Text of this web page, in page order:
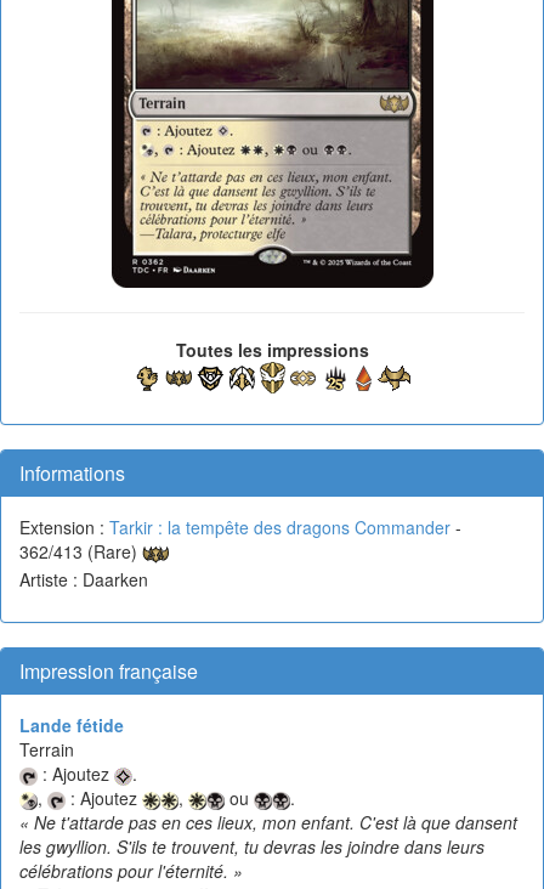
Toutes les impressions
Informations
Extension : Tarkir : la tempête des dragons Commander -
362/413 (Rare)
Artiste : Daarken
Impression française
Lande fétide
Terrain
: Ajoutez
.
,
: Ajoutez , ou
.
« Ne t'attarde pas en ces lieux, mon enfant. C'est là que dansent
les gwyllion. S'ils te trouvent, tu devras les joindre dans leurs
célébrations pour l'éternité. »